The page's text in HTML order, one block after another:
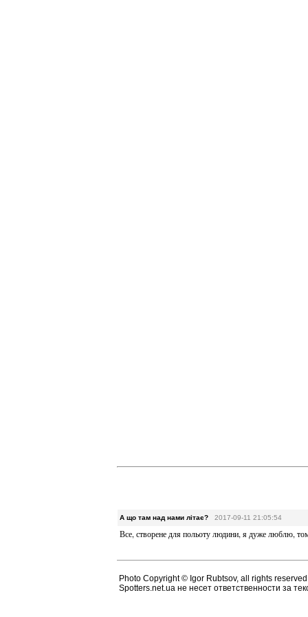
А що там над нами літає? 2017-09-11 21:05:54
Все, створене для польоту людини, я дуже люблю,
Photo Copyright © Igor Rubtsov, all rights
Spotters.net.ua не несет ответственности за